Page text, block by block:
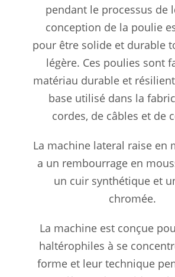
pendant le processus de
conception de la poulie
pour être solide et durable
légère. Ces poulies sont
matériau durable et
base utilisé dans la
cordes, de câbles et de
La machine lateral raise en
a un rembourrage en
un cuir synthétique et
chromée.
La machine est conçue
haltérophiles à se
forme et leur technique